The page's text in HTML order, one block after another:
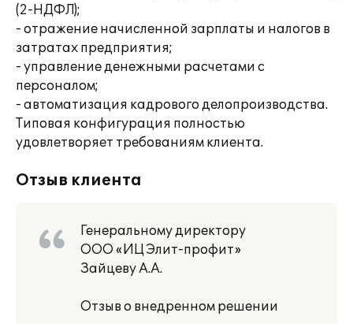
(2-НДФЛ);
- отражение начисленной зарплаты и налогов в
затратах предприятия;
- управление денежными расчетами с
персоналом;
- автоматизация кадрового делопроизводства.
Типовая конфигурация полностью
удовлетворяет требованиям клиента.
Отзыв клиента
Генеральному директору
ООО «ИЦ Элит-профит»
Зайцеву А.А.
Отзыв о внедренном решении